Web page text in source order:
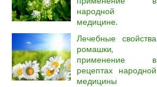
народной
медицине.
Лечебные свойства
ромашки,
применение в
рецептах народной
медицины